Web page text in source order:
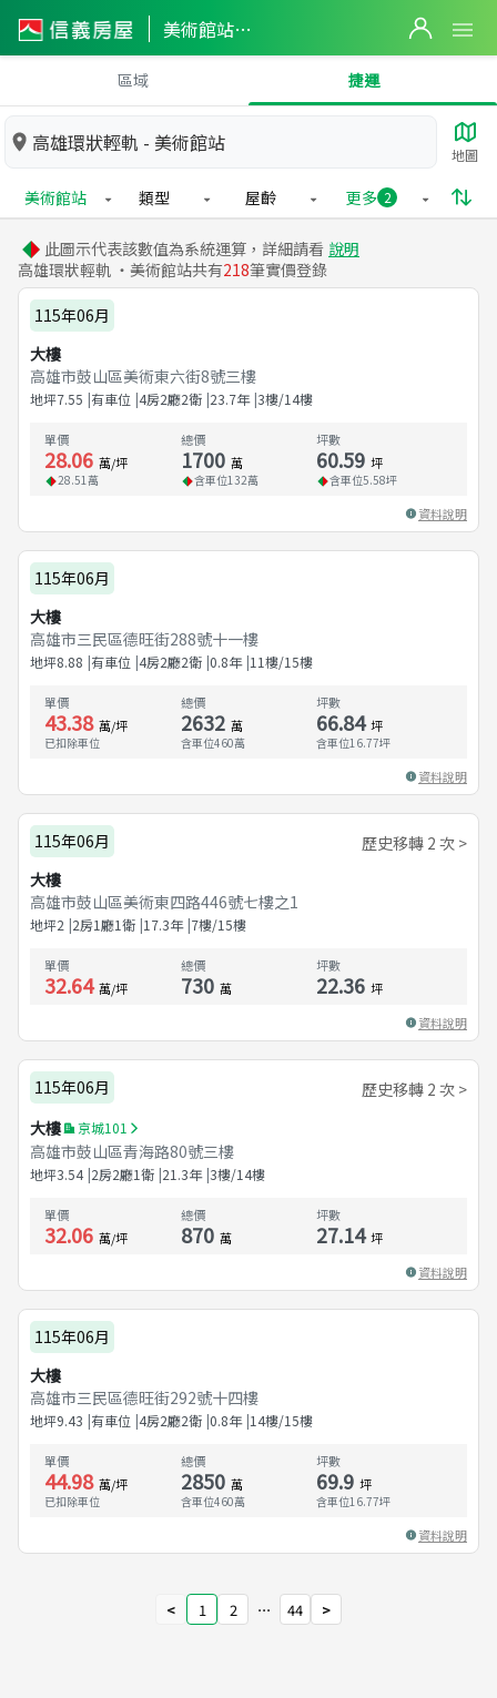
美術館站實價登錄
區域 捷運
高雄環狀輕軌 - 美術館站 地圖
美術館站 類型 屋齡 更多 2
此圖示代表該數值為系統運算，詳細請看 說明
高雄環狀輕軌 ・美術館站共有218筆實價登錄
115年06月
大樓
高雄市鼓山區美術東六街8號三樓
地坪7.55 有車位 4房2廳2衛 23.7年 3樓/14樓
單價
28.06 萬/坪
28.51萬
總價
1700 萬
含車位132萬
坪數
60.59 坪
含車位5.58坪
資料說明
115年06月
大樓
高雄市三民區德旺街288號十一樓
地坪8.88 有車位 4房2廳2衛 0.8年 11樓/15樓
單價
43.38 萬/坪
已扣除車位
總價
2632 萬
含車位460萬
坪數
66.84 坪
含車位16.77坪
資料說明
115年06月
歷史移轉 2 次 >
大樓
高雄市鼓山區美術東四路446號七樓之1
地坪2 2房1廳1衛 17.3年 7樓/15樓
單價
32.64 萬/坪
總價
730 萬
坪數
22.36 坪
資料說明
115年06月
歷史移轉 2 次 >
大樓
京城101
高雄市鼓山區青海路80號三樓
地坪3.54 2房2廳1衛 21.3年 3樓/14樓
單價
32.06 萬/坪
總價
870 萬
坪數
27.14 坪
資料說明
115年06月
大樓
高雄市三民區德旺街292號十四樓
地坪9.43 有車位 4房2廳2衛 0.8年 14樓/15樓
單價
44.98 萬/坪
已扣除車位
總價
2850 萬
含車位460萬
坪數
69.9 坪
含車位16.77坪
資料說明
< 1 2 ⋯ 44 >